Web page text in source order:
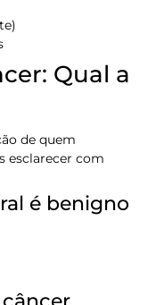
Qual a
de quem
esclarecer com
é benigno